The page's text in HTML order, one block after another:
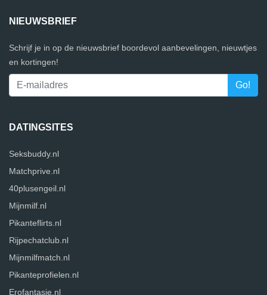
NIEUWSBRIEF
Schrijf je in op de nieuwsbrief boordevol aanbevelingen, nieuwtjes
en kortingen!
DATINGSITES
Seksbuddy.nl
Matchprive.nl
40plusengeil.nl
Mijnmilf.nl
Pikanteflirts.nl
Rijpechatclub.nl
Mijnmilfmatch.nl
Pikanteprofielen.nl
Erofantasie.nl